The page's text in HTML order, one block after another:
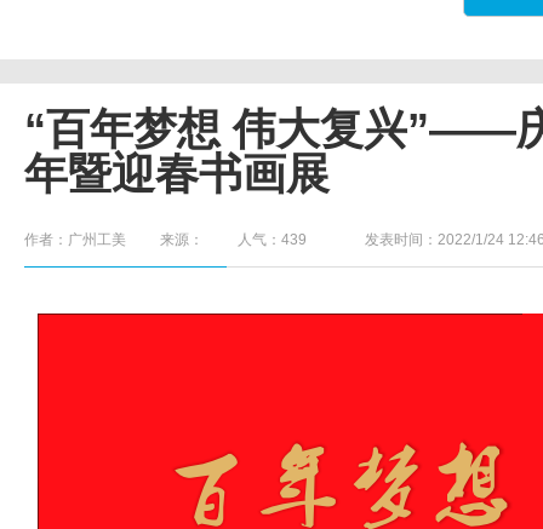
“百年梦想 伟大复兴”——
年暨迎春书画展
作者：广州工美 来源： 人气： 439 发表时间：2022/1/24